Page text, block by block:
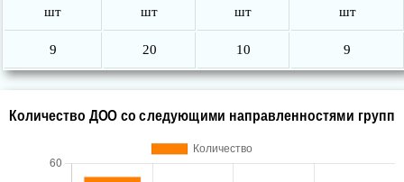
шт шт шт шт
9 20 10 9